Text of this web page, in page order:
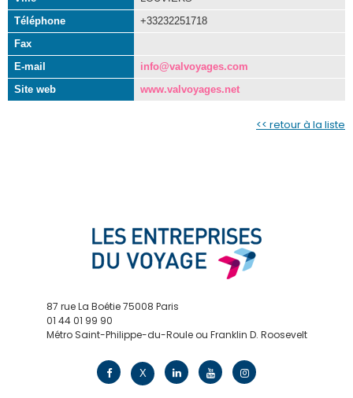
Téléphone
+33232251718
Fax
E-mail
info@valvoyages.com
Site web
www.valvoyages.net
<< retour à la liste
87 rue La Boétie 75008 Paris
01 44 01 99 90
Métro Saint-Philippe-du-Roule ou Franklin D. Roosevelt
X